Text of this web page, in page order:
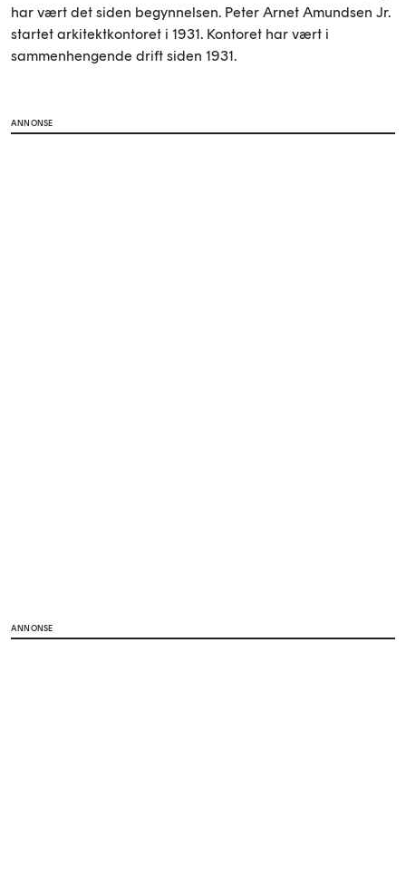
har vært det siden begynnelsen. Peter Arnet Amundsen Jr.
startet arkitektkontoret i 1931. Kontoret har vært i
sammenhengende drift siden 1931.
ANNONSE
ANNONSE